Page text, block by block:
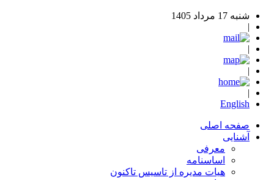
شنبه 17 مرداد 1405
English
صفحه اصلی
آشنایی
معرفی
اساسنامه
هیات مدیره از تاسیس تاکنون